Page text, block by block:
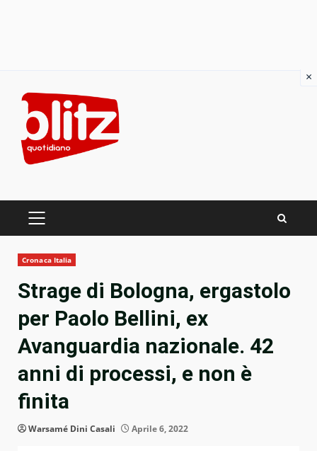
content
PRIMARY
Cronaca Italia
Strage di Bologna, ergastolo
per Paolo Bellini, ex
Avanguardia nazionale. 42
anni di processi, e non è
finita
Warsamé Dini Casali Aprile 6, 2022
×